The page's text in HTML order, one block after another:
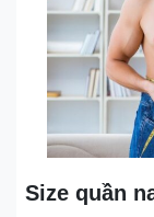
Size quần